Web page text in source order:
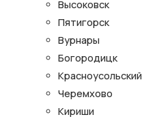
Высоковск
Пятигорск
Вурнары
Богородицк
Красноусольский
Черемхово
Кириши